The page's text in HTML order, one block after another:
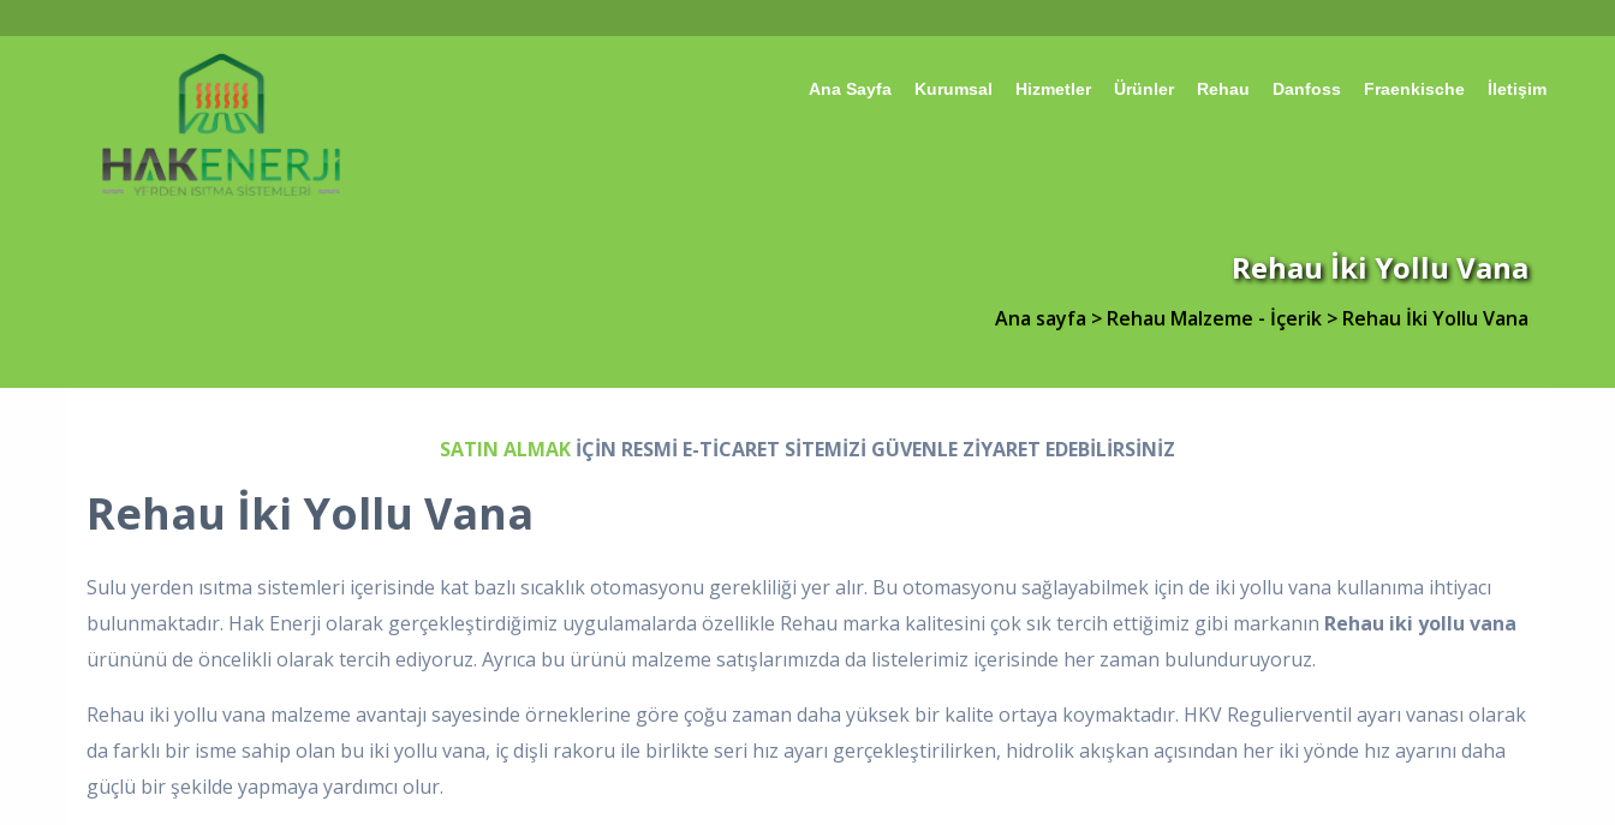
Ana Sayfa Kurumsal Hizmetler Ürünler Rehau Danfoss Fraenkische İletişim
Rehau İki Yollu Vana
Ana sayfa > Rehau Malzeme - İçerik > Rehau İki Yollu Vana
SATIN ALMAK İÇİN RESMİ E-TİCARET SİTEMİZİ GÜVENLE ZİYARET EDEBİLİRSİNİZ
Rehau İki Yollu Vana
Sulu yerden ısıtma sistemleri içerisinde kat bazlı sıcaklık otomasyonu gerekliliği yer alır. Bu otomasyonu sağlayabilmek için de iki yollu vana kullanıma ihtiyacı
bulunmaktadır. Hak Enerji olarak gerçekleştirdiğimiz uygulamalarda özellikle Rehau marka kalitesini çok sık tercih ettiğimiz gibi markanın Rehau iki yollu vana
ürününü de öncelikli olarak tercih ediyoruz. Ayrıca bu ürünü malzeme satışlarımızda da listelerimiz içerisinde her zaman bulunduruyoruz.
Rehau iki yollu vana malzeme avantajı sayesinde örneklerine göre çoğu zaman daha yüksek bir kalite ortaya koymaktadır. HKV Regulierventil ayarı vanası olarak
da farklı bir isme sahip olan bu iki yollu vana, iç dişli rakoru ile birlikte seri hız ayarı gerçekleştirilirken, hidrolik akışkan açısından her iki yönde hız ayarını daha
güçlü bir şekilde yapmaya yardımcı olur.